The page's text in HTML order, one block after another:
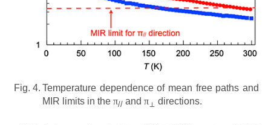
Fig. 4. Temperature dependence of mean free paths and
MIR limits in the π// and π ⊥ directions.